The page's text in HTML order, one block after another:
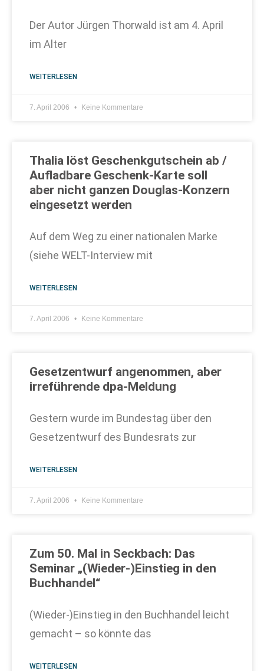
Der Autor Jürgen Thorwald ist am 4. April
im Alter
WEITERLESEN
7. April 2006 Keine Kommentare
Thalia löst Geschenkgutschein ab /
Aufladbare Geschenk-Karte soll
aber nicht ganzen Douglas-Konzern
eingesetzt werden
Auf dem Weg zu einer nationalen Marke
(siehe WELT-Interview mit
WEITERLESEN
7. April 2006 Keine Kommentare
Gesetzentwurf angenommen, aber
irreführende dpa-Meldung
Gestern wurde im Bundestag über den
Gesetzentwurf des Bundesrats zur
WEITERLESEN
7. April 2006 Keine Kommentare
Zum 50. Mal in Seckbach: Das
Seminar „(Wieder-)Einstieg in den
Buchhandel“
(Wieder-)Einstieg in den Buchhandel leicht
gemacht – so könnte das
WEITERLESEN